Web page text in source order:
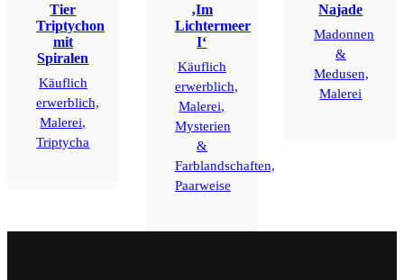
Tier
Triptychon
mit
Spiralen
Käuflich
erwerblich,
Malerei,
Triptycha
‚Im
Lichtermeer
I‘
Käuflich
erwerblich,
Malerei,
Mysterien
&
Farblandschaften,
Paarweise
Najade
Madonnen
&
Medusen,
Malerei